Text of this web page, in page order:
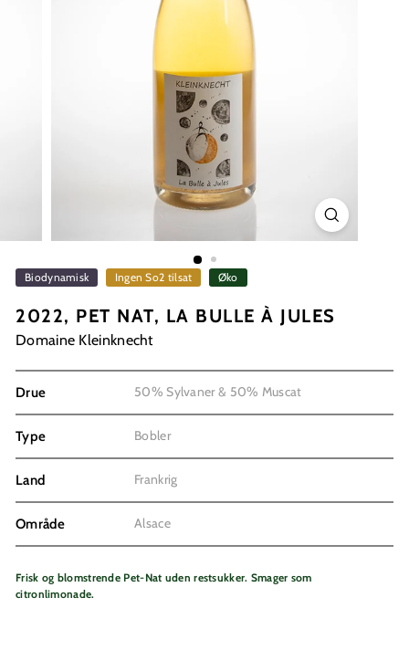
Biodynamisk Ingen So2 tilsat Øko
2022, PET NAT, LA BULLE À JULES
Domaine Kleinknecht
Drue 50% Sylvaner & 50% Muscat
Type Bobler
Land Frankrig
Område Alsace
Frisk og blomstrende Pet-Nat uden restsukker. Smager som
citronlimonade.